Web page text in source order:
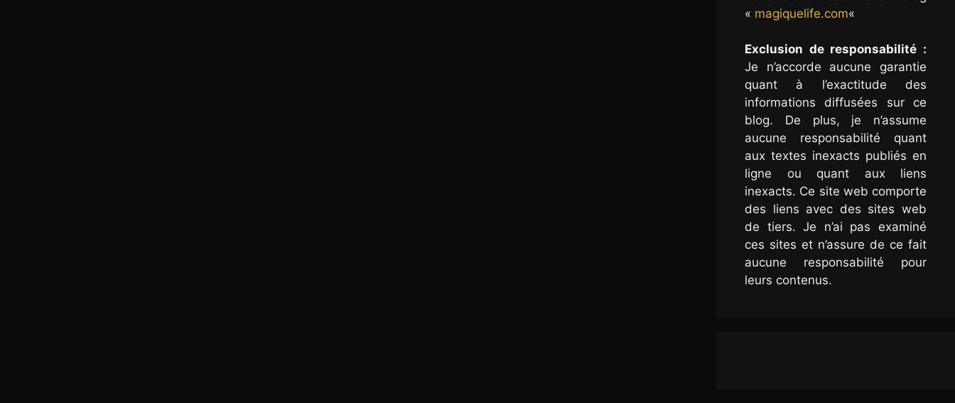
« magiquelife.com«
Exclusion de responsabilité :
Je n’accorde aucune garantie
quant à l’exactitude des
informations diffusées sur ce
blog. De plus, je n’assume
aucune responsabilité quant
aux textes inexacts publiés en
ligne ou quant aux liens
inexacts. Ce site web comporte
des liens avec des sites web
de tiers. Je n’ai pas examiné
ces sites et n’assure de ce fait
aucune responsabilité pour
leurs contenus.